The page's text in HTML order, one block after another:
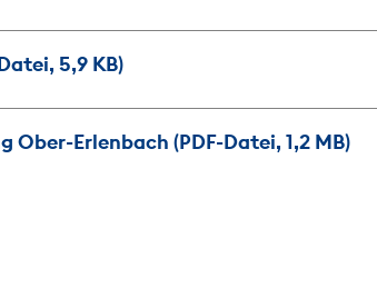
5,9 KB)
Erlenbach (PDF-Datei, 1,2 MB)